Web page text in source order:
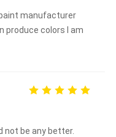
manufacturer
produce colors I am
not be any better.